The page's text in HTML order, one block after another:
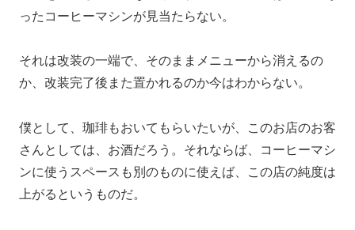
ったコーヒーマシンが見当たらない。
それは改装の一端で、そのままメニューから消えるの
か、改装完了後また置かれるのか今はわからない。
僕として、珈琲もおいてもらいたいが、このお店のお客
さんとしては、お酒だろう。それならば、コーヒーマシ
ンに使うスペースも別のものに使えば、この店の純度は
上がるというものだ。